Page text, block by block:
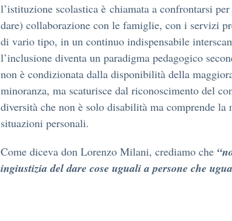
l’istituzione scolastica è chiamata a confrontarsi
dare) collaborazione con le famiglie, con i servizi
di vario tipo, in un continuo indispensabile
l’inclusione diventa un paradigma pedagogico
non è condizionata dalla disponibilità della
minoranza, ma scaturisce dal riconoscimento del
diversità che non è solo disabilità ma comprende
situazioni personali.
Come diceva don Lorenzo Milani, crediamo che
ingiustizia del dare cose uguali a persone che